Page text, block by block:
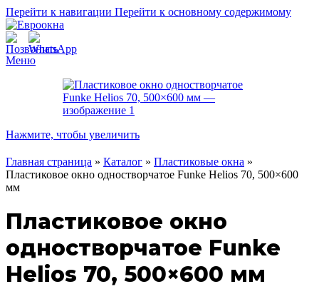
Перейти к навигации Перейти к основному содержимому
Меню
Нажмите, чтобы увеличить
Главная страница » Каталог » Пластиковые окна »
Пластиковое окно одностворчатое Funke Helios 70, 500×600
мм
Пластиковое окно
одностворчатое Funke
Helios 70, 500×600 мм